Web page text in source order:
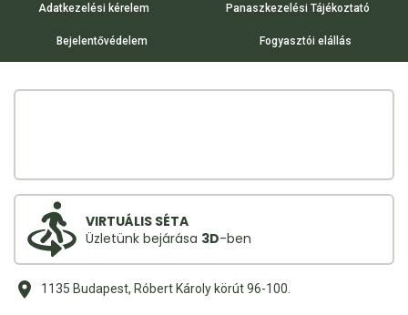
Adatkezelési kérelem Panaszkezelési Tájékoztató
Bejelentővédelem Fogyasztói elállás
VIRTUÁLIS SÉTA
Üzletünk bejárása 3D-ben
1135 Budapest, Róbert Károly körút 96-100.